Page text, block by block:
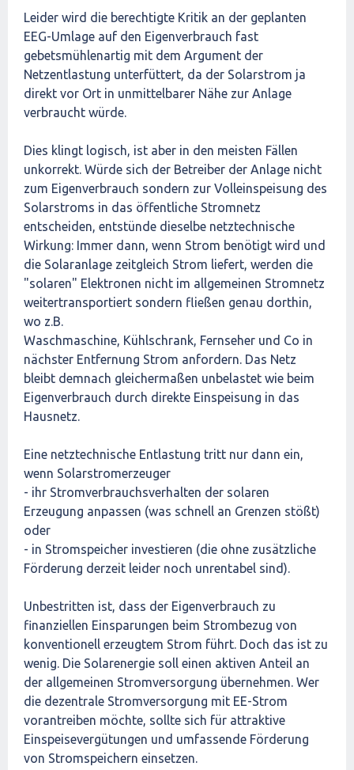
Leider wird die berechtigte Kritik an der geplanten
EEG-Umlage auf den Eigenverbrauch fast
gebetsmühlenartig mit dem Argument der
Netzentlastung unterfüttert, da der Solarstrom ja
direkt vor Ort in unmittelbarer Nähe zur Anlage
verbraucht würde.
Dies klingt logisch, ist aber in den meisten Fällen
unkorrekt. Würde sich der Betreiber der Anlage nicht
zum Eigenverbrauch sondern zur Volleinspeisung des
Solarstroms in das öffentliche Stromnetz
entscheiden, entstünde dieselbe netztechnische
Wirkung: Immer dann, wenn Strom benötigt wird und
die Solaranlage zeitgleich Strom liefert, werden die
"solaren" Elektronen nicht im allgemeinen Stromnetz
weitertransportiert sondern fließen genau dorthin,
wo z.B.
Waschmaschine, Kühlschrank, Fernseher und Co in
nächster Entfernung Strom anfordern. Das Netz
bleibt demnach gleichermaßen unbelastet wie beim
Eigenverbrauch durch direkte Einspeisung in das
Hausnetz.
Eine netztechnische Entlastung tritt nur dann ein,
wenn Solarstromerzeuger
- ihr Stromverbrauchsverhalten der solaren
Erzeugung anpassen (was schnell an Grenzen stößt)
oder
- in Stromspeicher investieren (die ohne zusätzliche
Förderung derzeit leider noch unrentabel sind).
Unbestritten ist, dass der Eigenverbrauch zu
finanziellen Einsparungen beim Strombezug von
konventionell erzeugtem Strom führt. Doch das ist zu
wenig. Die Solarenergie soll einen aktiven Anteil an
der allgemeinen Stromversorgung übernehmen. Wer
die dezentrale Stromversorgung mit EE-Strom
vorantreiben möchte, sollte sich für attraktive
Einspeisevergütungen und umfassende Förderung
von Stromspeichern einsetzen.